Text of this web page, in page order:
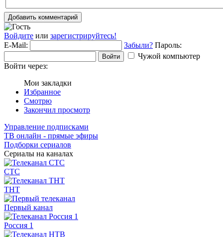
Добавить комментарий
Войдите или зарегистрируйтесь!
E-Mail:
Забыли? Пароль:
Войти
Чужой компьютер
Войти через:
Мои закладки
Избранное
Смотрю
Закончил просмотр
Управление подписками
ТВ онлайн - прямые эфиры
Подборки сериалов
Сериалы на каналах
СТС
ТНТ
Первый канал
Россия 1